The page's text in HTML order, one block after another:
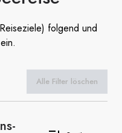
folgend und
Alle Filter löschen